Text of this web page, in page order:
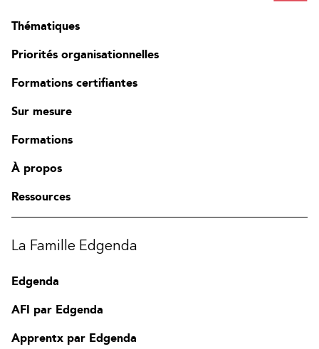
Thématiques
Priorités organisationnelles
Formations certifiantes
Sur mesure
Formations
À propos
Ressources
La Famille Edgenda
Edgenda
AFI par Edgenda
Apprentx par Edgenda